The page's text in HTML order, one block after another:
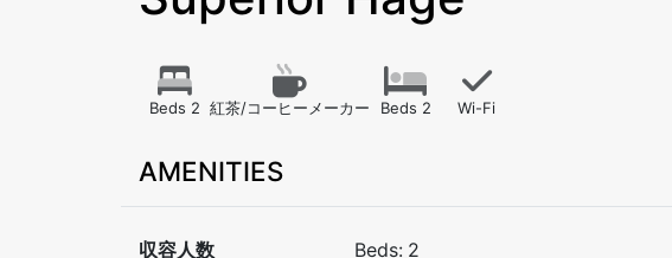
Beds 2 紅茶/コーヒーメーカー Beds 2 Wi-Fi
AMENITIES
収容人数 Beds: 2